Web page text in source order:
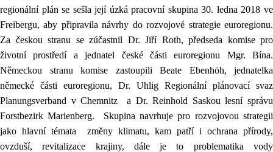
regionální plán se sešla její úzká pracovní skupina 30. ledna 2018 ve
Freibergu, aby připravila návrhy do rozvojové strategie euroregionu.
Za českou stranu se zúčastnil Dr. Jiří Roth, předseda komise pro
životní prostředí a jednatel české části euroregionu Mgr. Bína.
Německou stranu komise zastoupili Beate Ebenhöh, jednatelka
německé části euroregionu, Dr. Uhlig Regionální plánovací svaz
Planungsverband v Chemnitz a Dr. Reinhold Saskou lesní správu
Forstbezirk Marienberg. Skupina navrhuje pro rozvojovou strategii
jako hlavní témata změny klimatu, kam patří i ochrana přírody,
ovzduší, revitalizace krajiny, dále je to problematika vody